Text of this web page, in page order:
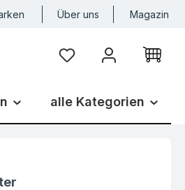
Über uns Magazin
Du hast 0 Produkte
alle Kategorien